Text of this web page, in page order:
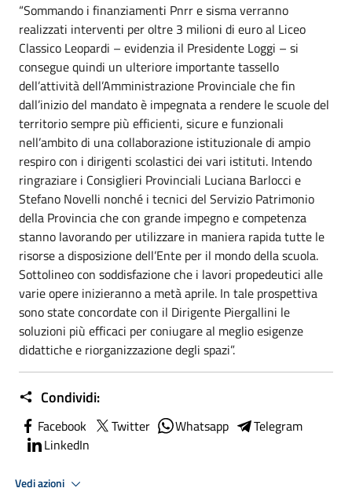
“Sommando i finanziamenti Pnrr e sisma verranno
realizzati interventi per oltre 3 milioni di euro al Liceo
Classico Leopardi – evidenzia il Presidente Loggi – si
consegue quindi un ulteriore importante tassello
dell’attività dell’Amministrazione Provinciale che fin
dall’inizio del mandato è impegnata a rendere le scuole del
territorio sempre più efficienti, sicure e funzionali
nell’ambito di una collaborazione istituzionale di ampio
respiro con i dirigenti scolastici dei vari istituti. Intendo
ringraziare i Consiglieri Provinciali Luciana Barlocci e
Stefano Novelli nonché i tecnici del Servizio Patrimonio
della Provincia che con grande impegno e competenza
stanno lavorando per utilizzare in maniera rapida tutte le
risorse a disposizione dell’Ente per il mondo della scuola.
Sottolineo con soddisfazione che i lavori propedeutici alle
varie opere inizieranno a metà aprile. In tale prospettiva
sono state concordate con il Dirigente Piergallini le
soluzioni più efficaci per coniugare al meglio esigenze
didattiche e riorganizzazione degli spazi”.
Condividi:
Facebook Twitter Whatsapp
Telegram
LinkedIn
Vedi azioni